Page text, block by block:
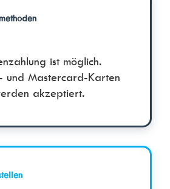
ist möglich.
und Mastercard-Karten
akzeptiert.